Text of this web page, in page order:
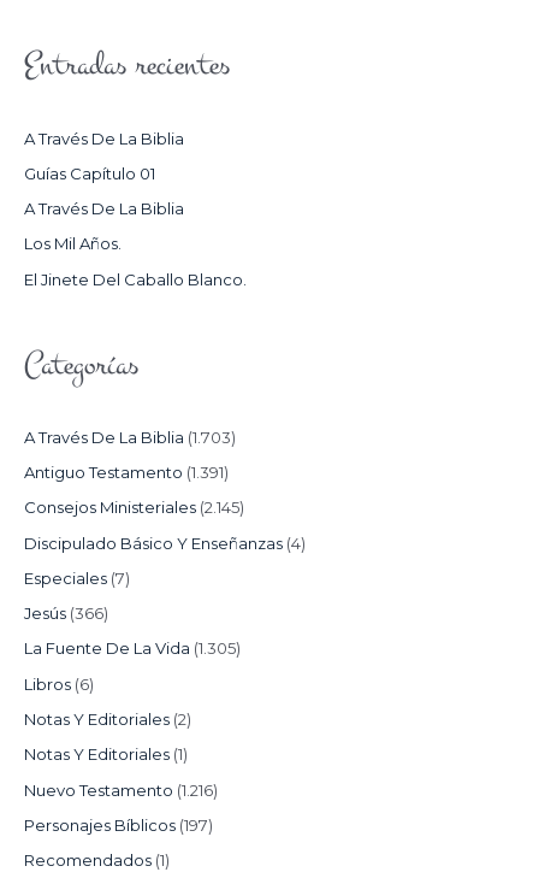
C
R
:
Entradas recientes
A Través De La Biblia
Guías Capítulo 01
A Través De La Biblia
Los Mil Años.
El Jinete Del Caballo Blanco.
Categorías
A Través De La Biblia (1.703)
Antiguo Testamento (1.391)
Consejos Ministeriales (2.145)
Discipulado Básico Y Enseñanzas (4)
Especiales (7)
Jesús (366)
La Fuente De La Vida (1.305)
Libros (6)
Notas Y Editoriales (2)
Notas Y Editoriales (1)
Nuevo Testamento (1.216)
Personajes Bíblicos (197)
Recomendados (1)